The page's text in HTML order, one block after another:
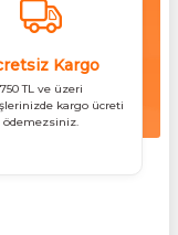
Kargo
750 TL ve üzeri
kargo ücreti
ödemezsiniz.